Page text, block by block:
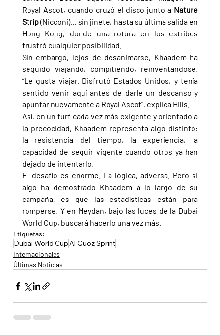
Royal Ascot, cuando cruzó el disco junto a Nature
Strip (Nicconi)… sin jinete, hasta su última salida en
Hong Kong, donde una rotura en los estribos
frustró cualquier posibilidad.
Sin embargo, lejos de desanimarse, Khaadem ha
seguido viajando, compitiendo, reinventándose.
“Le gusta viajar. Disfrutó Estados Unidos, y tenía
sentido venir aquí antes de darle un descanso y
apuntar nuevamente a Royal Ascot”, explica Hills.
Así, en un turf cada vez más exigente y orientado a
la precocidad, Khaadem representa algo distinto:
la resistencia del tiempo, la experiencia, la
capacidad de seguir vigente cuando otros ya han
dejado de intentarlo.
El desafío es enorme. La lógica, adversa. Pero si
algo ha demostrado Khaadem a lo largo de su
campaña, es que las estadísticas están para
romperse. Y en Meydan, bajo las luces de la Dubai
World Cup, buscará hacerlo una vez más.
Etiquetas:
Dubai World CupAl Quoz Sprint
Internacionales
Últimas Noticias